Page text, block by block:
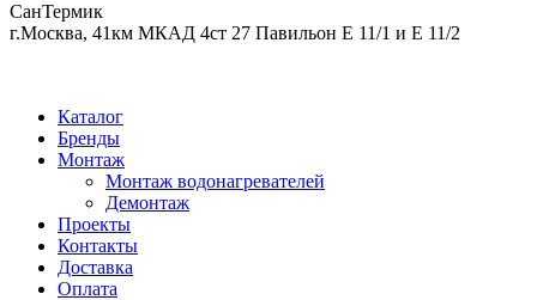
СанТермик
г.Москва, 41км МКАД 4ст 27 Павильон Е 11/1 и Е 11/2
Каталог
Бренды
Монтаж
Монтаж водонагревателей
Демонтаж
Проекты
Контакты
Доставка
Оплата